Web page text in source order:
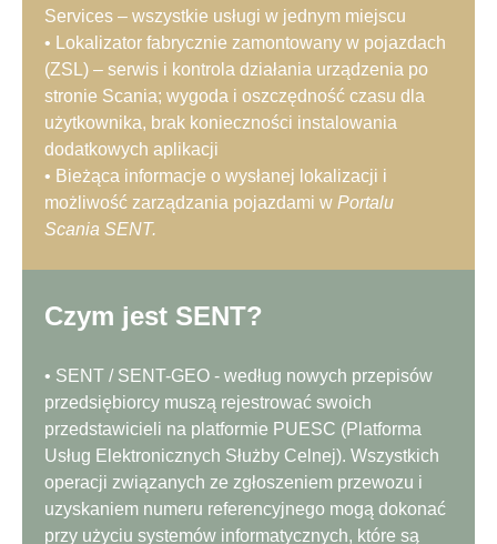
Services – wszystkie usługi w jednym miejscu
• Lokalizator fabrycznie zamontowany w pojazdach
(ZSL) – serwis i kontrola działania urządzenia po
stronie Scania; wygoda i oszczędność czasu dla
użytkownika, brak konieczności instalowania
dodatkowych aplikacji
• Bieżąca informacje o wysłanej lokalizacji i
możliwość zarządzania pojazdami w Portalu
Scania SENT.
Czym jest SENT?
• SENT / SENT-GEO - według nowych przepisów
przedsiębiorcy muszą rejestrować swoich
przedstawicieli na platformie PUESC (Platforma
Usług Elektronicznych Służby Celnej). Wszystkich
operacji związanych ze zgłoszeniem przewozu i
uzyskaniem numeru referencyjnego mogą dokonać
przy użyciu systemów informatycznych, które są